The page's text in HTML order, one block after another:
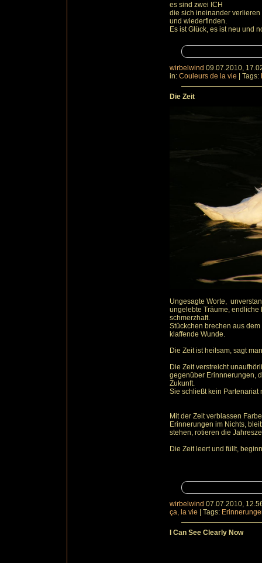
es sind zwei ICH
die sich ineinander verlieren
und wiederfinden.
Es ist Glück, es ist neu und
wirbelwind 09.07.2010,
in: Couleurs de la vie Tags:
Die Zeit
Ungesagte Worte,
ungelebte Träume,
schmerzhaft.
Stückchen brechen aus
klaffende Wunde.
Die Zeit ist heilsam, sagt
Die Zeit verstreicht
gegenüber Erinnnerungen,
Zukunft.
Sie schließt kein Partenariat
Mit der Zeit verblassen
Erinnerungen im Nichts,
stehen, rotieren die
Die Zeit leert und füllt,
wirbelwind 07.07.2010,
ça, la vie
Tags:
I Can See Clearly Now